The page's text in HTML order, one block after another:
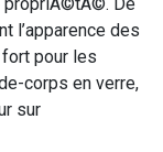
l’apparence des
pour les
corps en verre,
sur